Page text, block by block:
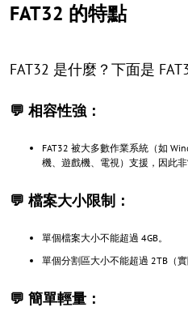
FAT32 的特點
FAT32 是什麼？下面是
💬 相容性強：
FAT32 被大多數作業系統（如
機、遊戲機、電視）支援，因此
💬 檔案大小限制：
單個檔案大小不能超過 4GB。
單個分割區大小不能超過 2TB（
💬 簡單輕量：